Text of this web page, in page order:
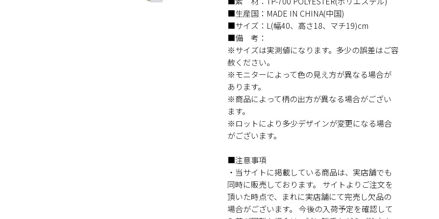
■生産国：MADE IN CHINA(中国)
■サイズ：L(幅40、高さ18、マチ19)cm
■備 考：
※サイズは実測値になります。多少の誤差はご容
赦ください。
※モニターによって色の見え方が異なる場合が
あります。
※商品によって柄の出方が異なる場合がござい
ます。
※ロットにより多少デザインが変更になる場合
がございます。
■注意事項
・当サイトに掲載している商品は、実店舗でも
同時に販売しております。 サイトよりご注文を
頂いた時点で、まれに実店舗にて完売し欠品の
場合がございます。 今後の入荷予定を確認して